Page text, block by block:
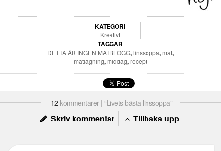
KATEGORI
Kreativt
TAGGAR
DETTA ÄR INGEN MATBLOGG,linssoppa,mat,
matlagning,middag,recept
12 kommentarer | “Livets bästa linssoppa”
Skriv kommentar Tillbaka upp